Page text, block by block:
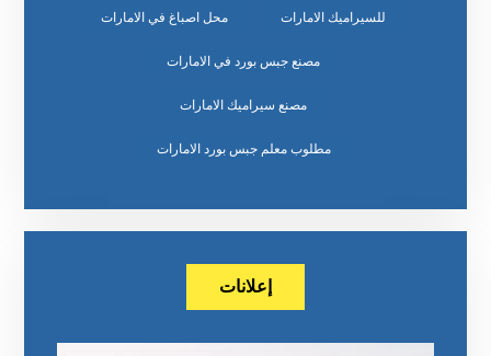
للسيراميك الامارات محل اصباغ في الامارات
مصنع جبس بورد في الامارات
مصنع سيراميك الامارات
مطلوب معلم جبس بورد الامارات
إعلانات